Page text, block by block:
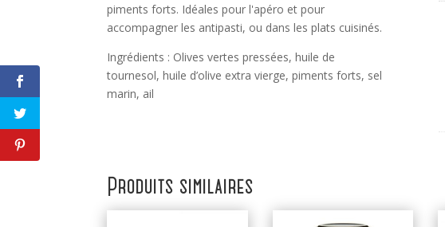
piments forts. Idéales pour l'apéro et pour
accompagner les antipasti, ou dans les plats cuisinés.
Ingrédients : Olives vertes pressées, huile de
tournesol, huile d’olive extra vierge, piments forts, sel
marin, ail
Produits similaires